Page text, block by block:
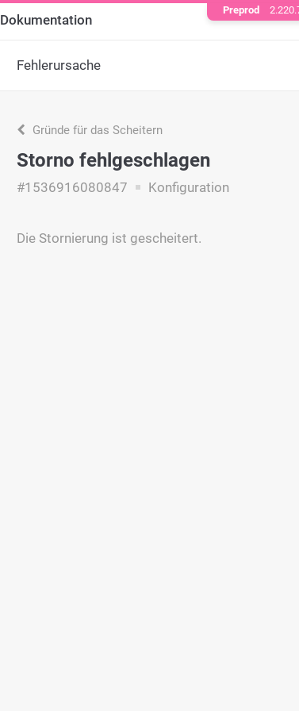
Dokumentation
Fehlerursache
Gründe für das Scheitern
Storno fehlgeschlagen
#1536916080847 Konfiguration
Die Stornierung ist gescheitert.
Preprod